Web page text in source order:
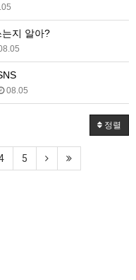
지 알아?
08.05
정렬
5